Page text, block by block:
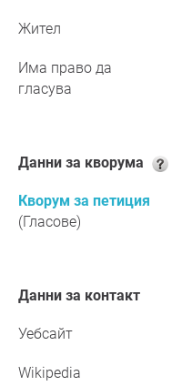
Жител
Има право да
гласува
Данни за кворума
Кворум за петиция
(Гласове)
Данни за контакт
Уебсайт
Wikipedia